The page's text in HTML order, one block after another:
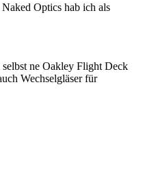
Optics hab ich als
ne Oakley Flight Deck
Wechselgläser für